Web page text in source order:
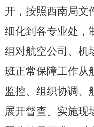
开，按照西南局文
细化到各专业处，
组对航空公司、机
班正常保障工作从
监控、组织协调、
展开督查。实施现
加
波
浪
键
打
开
盲
式